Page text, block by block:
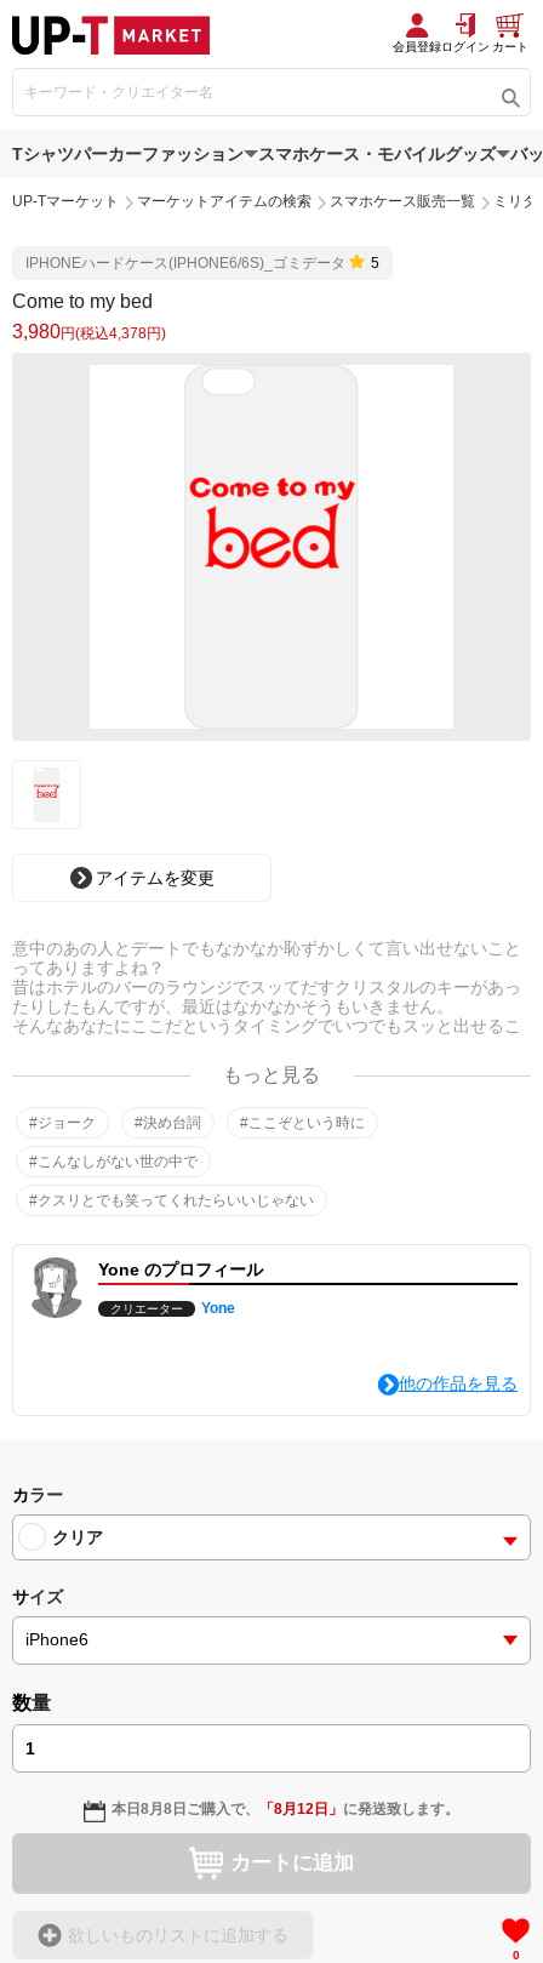
会員登録ログイン カート
Tシャツパーカーファッション スマホケース・モバイルグッズ バ
UP-Tマーケット マーケットアイテムの検索 スマホケース販売一覧 ミリタ
IPHONEハードケース(IPHONE6/6S)_ゴミデータ 5
Come to my bed
3,980円(税込4,378円)
アイテムを変更
意中のあの人とデートでもなかなか恥ずかしくて言い出せないこと
ってありますよね？
昔はホテルのバーのラウンジでスッてだすクリスタルのキーがあっ
たりしたもんですが、最近はなかなかそうもいきません。
そんなあなたにここだというタイミングでいつでもスッと出せるこ
もっと見る
#ジョーク #決め台詞 #ここぞという時に
#こんなしがない世の中で
#クスリとでも笑ってくれたらいいじゃない
Yone のプロフィール
クリエーター Yone
他の作品を見る
カラー
クリア
サイズ
数量
本日8月8日 ご購入で、 「8月12日 」 に発送致します。
カートに追加
欲しいものリストに追加する
0